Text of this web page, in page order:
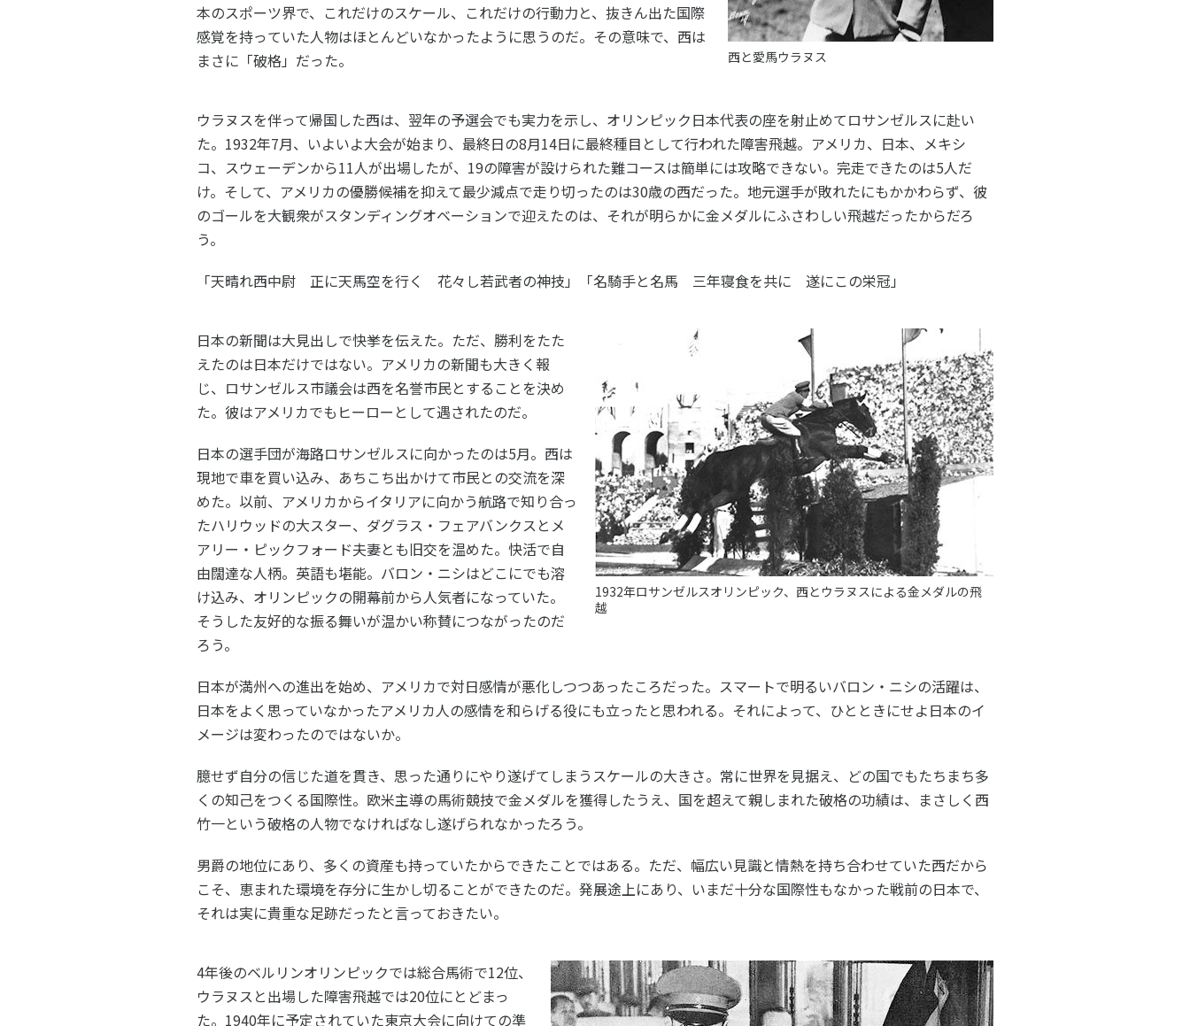
西と愛馬ウラヌス
本のスポーツ界で、これだけのスケール、これだけの行動力と、抜きん出た国際
感覚を持っていた人物はほとんどいなかったように思うのだ。その意味で、西は
まさに「破格」だった。
ウラヌスを伴って帰国した西は、翌年の予選会でも実力を示し、オリンピック日本代表の座を射止めてロサンゼルスに赴い
た。1932年7月、いよいよ大会が始まり、最終日の8月14日に最終種目として行われた障害飛越。アメリカ、日本、メキシ
コ、スウェーデンから11人が出場したが、19の障害が設けられた難コースは簡単には攻略できない。完走できたのは5人だ
け。そして、アメリカの優勝候補を抑えて最少減点で走り切ったのは30歳の西だった。地元選手が敗れたにもかかわらず、彼
のゴールを大観衆がスタンディングオベーションで迎えたのは、それが明らかに金メダルにふさわしい飛越だったからだろ
う。
「天晴れ西中尉 正に天馬空を行く 花々し若武者の神技」「名騎手と名馬 三年寝食を共に 遂にこの栄冠」
1932年ロサンゼルスオリンピック、西とウラヌスによる金メダルの飛
越
日本の新聞は大見出しで快挙を伝えた。ただ、勝利をたた
えたのは日本だけではない。アメリカの新聞も大きく報
じ、ロサンゼルス市議会は西を名誉市民とすることを決め
た。彼はアメリカでもヒーローとして遇されたのだ。
日本の選手団が海路ロサンゼルスに向かったのは5月。西は
現地で車を買い込み、あちこち出かけて市民との交流を深
めた。以前、アメリカからイタリアに向かう航路で知り合っ
たハリウッドの大スター、ダグラス・フェアバンクスとメ
アリー・ピックフォード夫妻とも旧交を温めた。快活で自
由闊達な人柄。英語も堪能。バロン・ニシはどこにでも溶
け込み、オリンピックの開幕前から人気者になっていた。
そうした友好的な振る舞いが温かい称賛につながったのだ
ろう。
日本が満州への進出を始め、アメリカで対日感情が悪化しつつあったころだった。スマートで明るいバロン・ニシの活躍は、
日本をよく思っていなかったアメリカ人の感情を和らげる役にも立ったと思われる。それによって、ひとときにせよ日本のイ
メージは変わったのではないか。
臆せず自分の信じた道を貫き、思った通りにやり遂げてしまうスケールの大きさ。常に世界を見据え、どの国でもたちまち多
くの知己をつくる国際性。欧米主導の馬術競技で金メダルを獲得したうえ、国を超えて親しまれた破格の功績は、まさしく西
竹一という破格の人物でなければなし遂げられなかったろう。
男爵の地位にあり、多くの資産も持っていたからできたことではある。ただ、幅広い見識と情熱を持ち合わせていた西だから
こそ、恵まれた環境を存分に生かし切ることができたのだ。発展途上にあり、いまだ十分な国際性もなかった戦前の日本で、
それは実に貴重な足跡だったと言っておきたい。
4年後のベルリンオリンピックでは総合馬術で12位、
ウラヌスと出場した障害飛越では20位にとどまっ
た。1940年に予定されていた東京大会に向けての準